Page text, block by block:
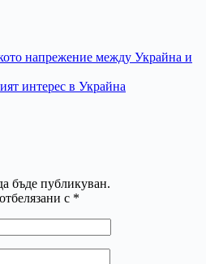
напрежение между Украйна и
интерес в Украйна
бъде публикуван.
с *